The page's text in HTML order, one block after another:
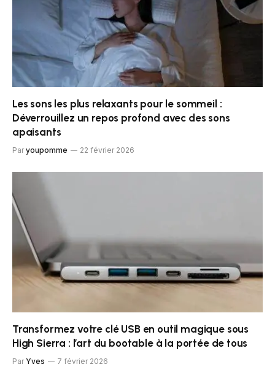
Les sons les plus relaxants pour le sommeil :
Déverrouillez un repos profond avec des sons
apaisants
Par youpomme 22 février 2026
Transformez votre clé USB en outil magique sous
High Sierra : l’art du bootable à la portée de tous
Par Yves 7 février 2026